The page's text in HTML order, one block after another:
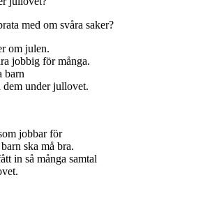
med om svåra saker?
om julen.
jobbig för många.
barn
dem under jullovet.
jobbar för
ska må bra.
in så många samtal